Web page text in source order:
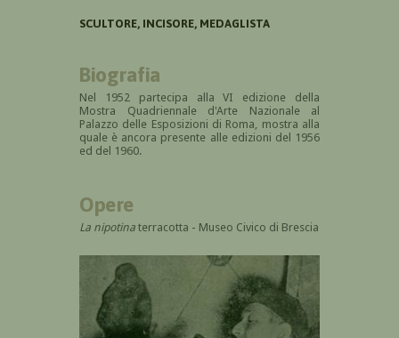
SCULTORE, INCISORE, MEDAGLISTA
Biografia
Nel 1952 partecipa alla VI edizione della
Mostra Quadriennale d'Arte Nazionale al
Palazzo delle Esposizioni di Roma, mostra alla
quale è ancora presente alle edizioni del 1956
ed del 1960.
Opere
La nipotina terracotta - Museo Civico di Brescia